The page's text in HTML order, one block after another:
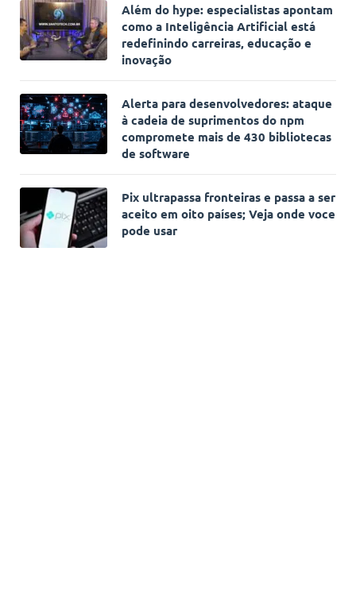
Além do hype: especialistas apontam
como a Inteligência Artificial está
redefinindo carreiras, educação e
inovação
Alerta para desenvolvedores: ataque
à cadeia de suprimentos do npm
compromete mais de 430 bibliotecas
de software
Pix ultrapassa fronteiras e passa a ser
aceito em oito países; Veja onde voce
pode usar